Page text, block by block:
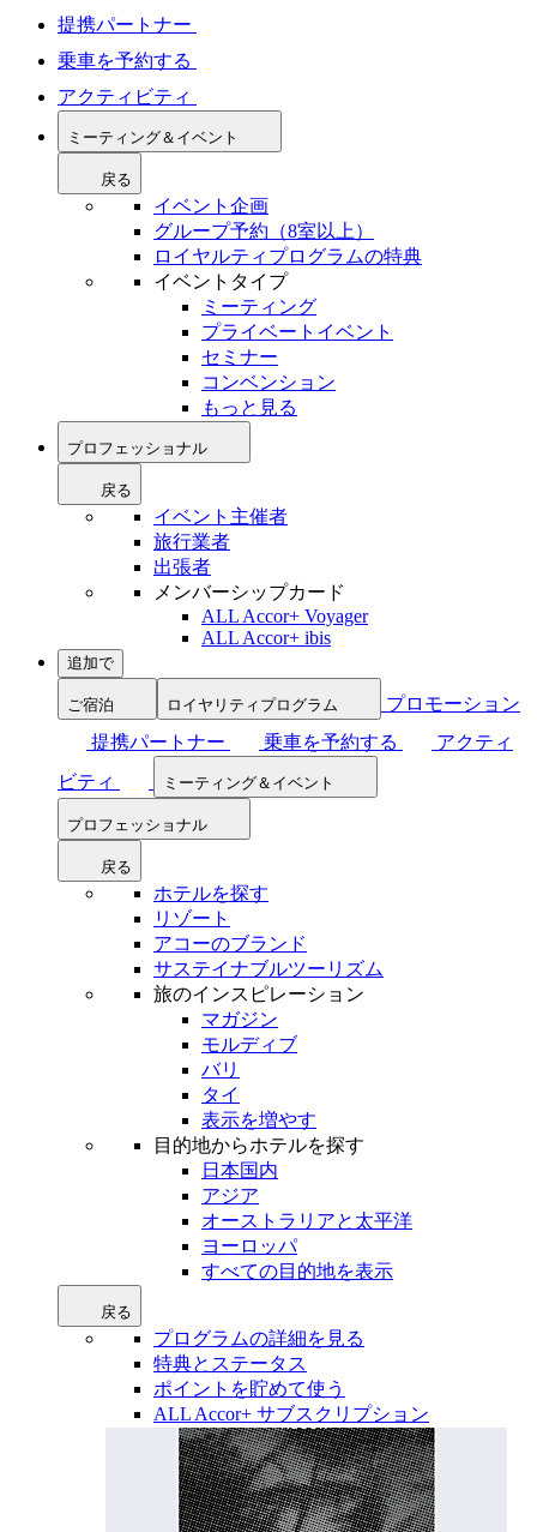
提携パートナー
乗車を予約する
アクティビティ
ミーティング＆イベント
戻る
イベント企画
グループ予約（8室以上）
ロイヤルティプログラムの特典
イベントタイプ
ミーティング
プライベートイベント
セミナー
コンベンション
もっと見る
プロフェッショナル
戻る
イベント主催者
旅行業者
出張者
メンバーシップカード
ALL Accor+ Voyager
ALL Accor+ ibis
追加で
ご宿泊 ロイヤリティプログラム
プロモーション
提携パートナー
乗車を予約する
アクティ
ビティ
ミーティング＆イベント
プロフェッショナル
戻る
ホテルを探す
リゾート
アコーのブランド
サステイナブルツーリズム
旅のインスピレーション
マガジン
モルディブ
バリ
タイ
表示を増やす
目的地からホテルを探す
日本国内
アジア
オーストラリアと太平洋
ヨーロッパ
すべての目的地を表示
戻る
プログラムの詳細を見る
特典とステータス
ポイントを貯めて使う
ALL Accor+ サブスクリプション